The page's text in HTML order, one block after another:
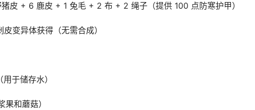
皮 + 6 鹿皮 + 1 兔毛 + 2 布 + 2 绳子（提供 100 点防寒护甲）
变异体获得（无需合成）
于储存水）
和蘑菇）